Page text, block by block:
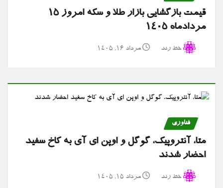
قیمت بازگشایی بازار طلا و سکه امروز ۱۵
مردادماه ۱۴۰۵
خط رند مرداد ۱۶, ۱۴۰۵
فناوری
متا، آنتروپیک، گوگل و اوپن ای آی به کاخ سفید
احضار شدند
خط رند مرداد ۱۵, ۱۴۰۵